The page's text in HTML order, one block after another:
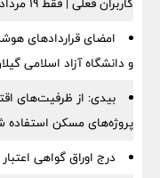
امضای قراردادهای
و دانشگاه آزاد اسلامی
بیدی: از ظرفیت‌های
پروژه‌های مسکن استفاده
درج اوراق گواهی